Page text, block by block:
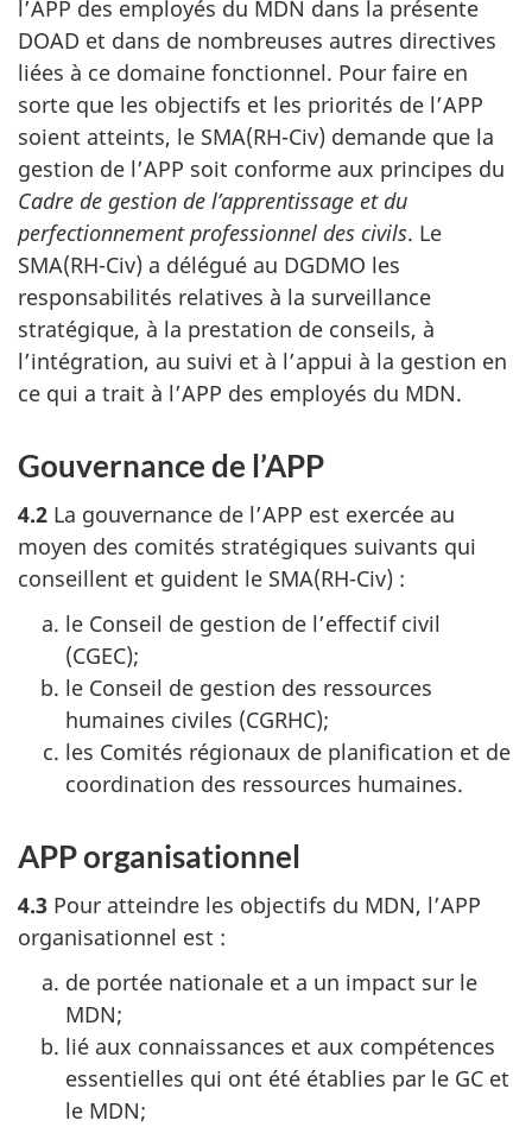
l’APP des employés du MDN dans la présente
DOAD et dans de nombreuses autres directives
liées à ce domaine fonctionnel. Pour faire en
sorte que les objectifs et les priorités de l’APP
soient atteints, le SMA(RH-Civ) demande que la
gestion de l’APP soit conforme aux principes du
Cadre de gestion de l’apprentissage et du
perfectionnement professionnel des civils. Le
SMA(RH-Civ) a délégué au DGDMO les
responsabilités relatives à la surveillance
stratégique, à la prestation de conseils, à
l’intégration, au suivi et à l’appui à la gestion en
ce qui a trait à l’APP des employés du MDN.
Gouvernance de l’APP
4.2 La gouvernance de l’APP est exercée au
moyen des comités stratégiques suivants qui
conseillent et guident le SMA(RH-Civ) :
le Conseil de gestion de l’effectif civil
(CGEC);
le Conseil de gestion des ressources
humaines civiles (CGRHC);
les Comités régionaux de planification et de
coordination des ressources humaines.
APP organisationnel
4.3 Pour atteindre les objectifs du MDN, l’APP
organisationnel est :
de portée nationale et a un impact sur le
MDN;
lié aux connaissances et aux compétences
essentielles qui ont été établies par le GC et
le MDN;